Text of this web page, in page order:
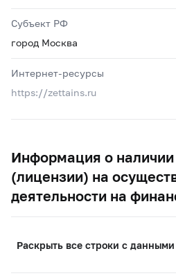
Субъект РФ
город Москва
Интернет-ресурсы
https://zettains.ru
Информация о наличии
(лицензии) на
деятельности на
Раскрыть все строки с данными